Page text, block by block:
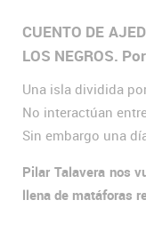
CUENTO DE
LOS NEGROS.
Una isla dividida
No interactúan
Sin embargo una
Pilar Talavera nos
llena de matáforas